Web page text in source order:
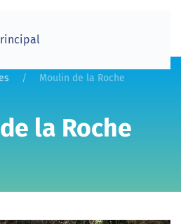
Moulin de la Roche
la Roche